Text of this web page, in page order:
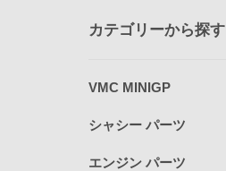
カテゴリーから探す
VMC MINIGP
シャシー パーツ
エンジン パーツ